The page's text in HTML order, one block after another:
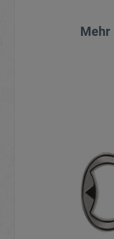
Mehr